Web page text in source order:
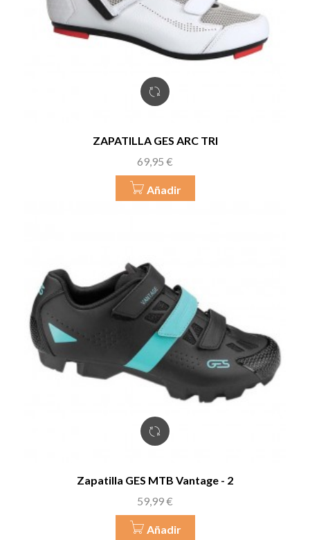
ZAPATILLA GES ARC TRI
Precio
69,95 €
Añadir
Zapatilla GES MTB Vantage - 2
Precio
59,99 €
Añadir